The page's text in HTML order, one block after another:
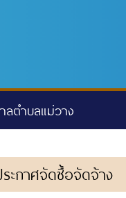
ะกาศจัดซื้อจัดจ้าง